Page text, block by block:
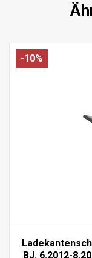
-10%
BJ. 6.2012-